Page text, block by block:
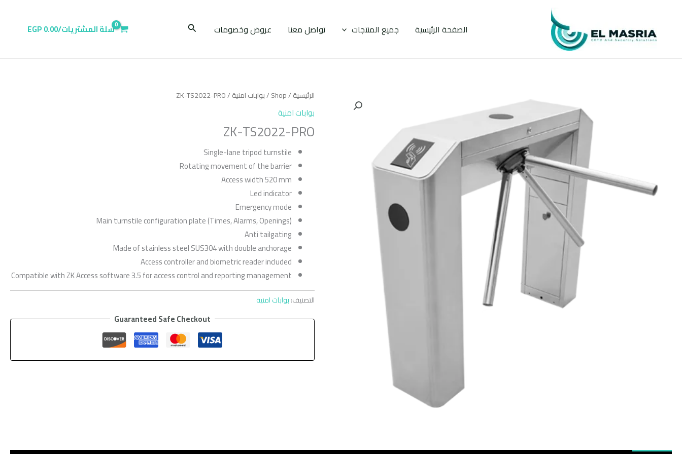
المحتوى
الصفحة الرئيسية جميع المنتجات تواصل معنا عروض وخصومات البحث سلة المشتريات/0.00
EGP
الرئيسية/
Shop
/بوابات امنية/ ZK-TS2022-PRO
بوابات امنية
ZK-TS2022-PRO
Single-lane tripod turnstile
Rotating movement of the barrier
Access width 520 mm
Led indicator
Emergency mode
Main turnstile configuration plate (Times, Alarms, Openings)
Anti tailgating
Made of stainless steel SUS304 with double anchorage
Access controller and biometric reader included
Compatible with ZK Access software 3.5 for access control and reporting management
التصنيف:بوابات امنية
Guaranteed Safe Checkout